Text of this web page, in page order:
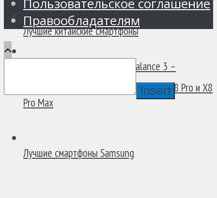
Лучшие китайские смартфоны
Лучшие смартфоны Samsung
Обзор смарт-часов Amazfit Balance 3 –
В России появились смартфоны POCO X8 Pro и X8
Pro Max
Пользовательское соглашение
Правообладателям
Insert